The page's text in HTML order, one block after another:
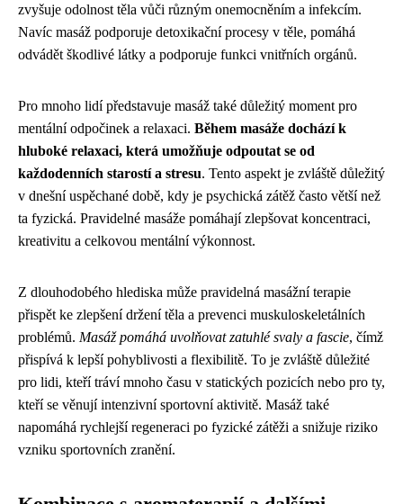
zvyšuje odolnost těla vůči různým onemocněním a infekcím.
Navíc masáž podporuje detoxikační procesy v těle, pomáhá
odvádět škodlivé látky a podporuje funkci vnitřních orgánů.
Pro mnoho lidí představuje masáž také důležitý moment pro
mentální odpočinek a relaxaci. Během masáže dochází k
hluboké relaxaci, která umožňuje odpoutat se od
každodenních starostí a stresu. Tento aspekt je zvláště důležitý
v dnešní uspěchané době, kdy je psychická zátěž často větší než
ta fyzická. Pravidelné masáže pomáhají zlepšovat koncentraci,
kreativitu a celkovou mentální výkonnost.
Z dlouhodobého hlediska může pravidelná masážní terapie
přispět ke zlepšení držení těla a prevenci muskuloskeletálních
problémů. Masáž pomáhá uvolňovat zatuhlé svaly a fascie, čímž
přispívá k lepší pohyblivosti a flexibilitě. To je zvláště důležité
pro lidi, kteří tráví mnoho času v statických pozicích nebo pro ty,
kteří se věnují intenzivní sportovní aktivitě. Masáž také
napomáhá rychlejší regeneraci po fyzické zátěži a snižuje riziko
vzniku sportovních zranění.